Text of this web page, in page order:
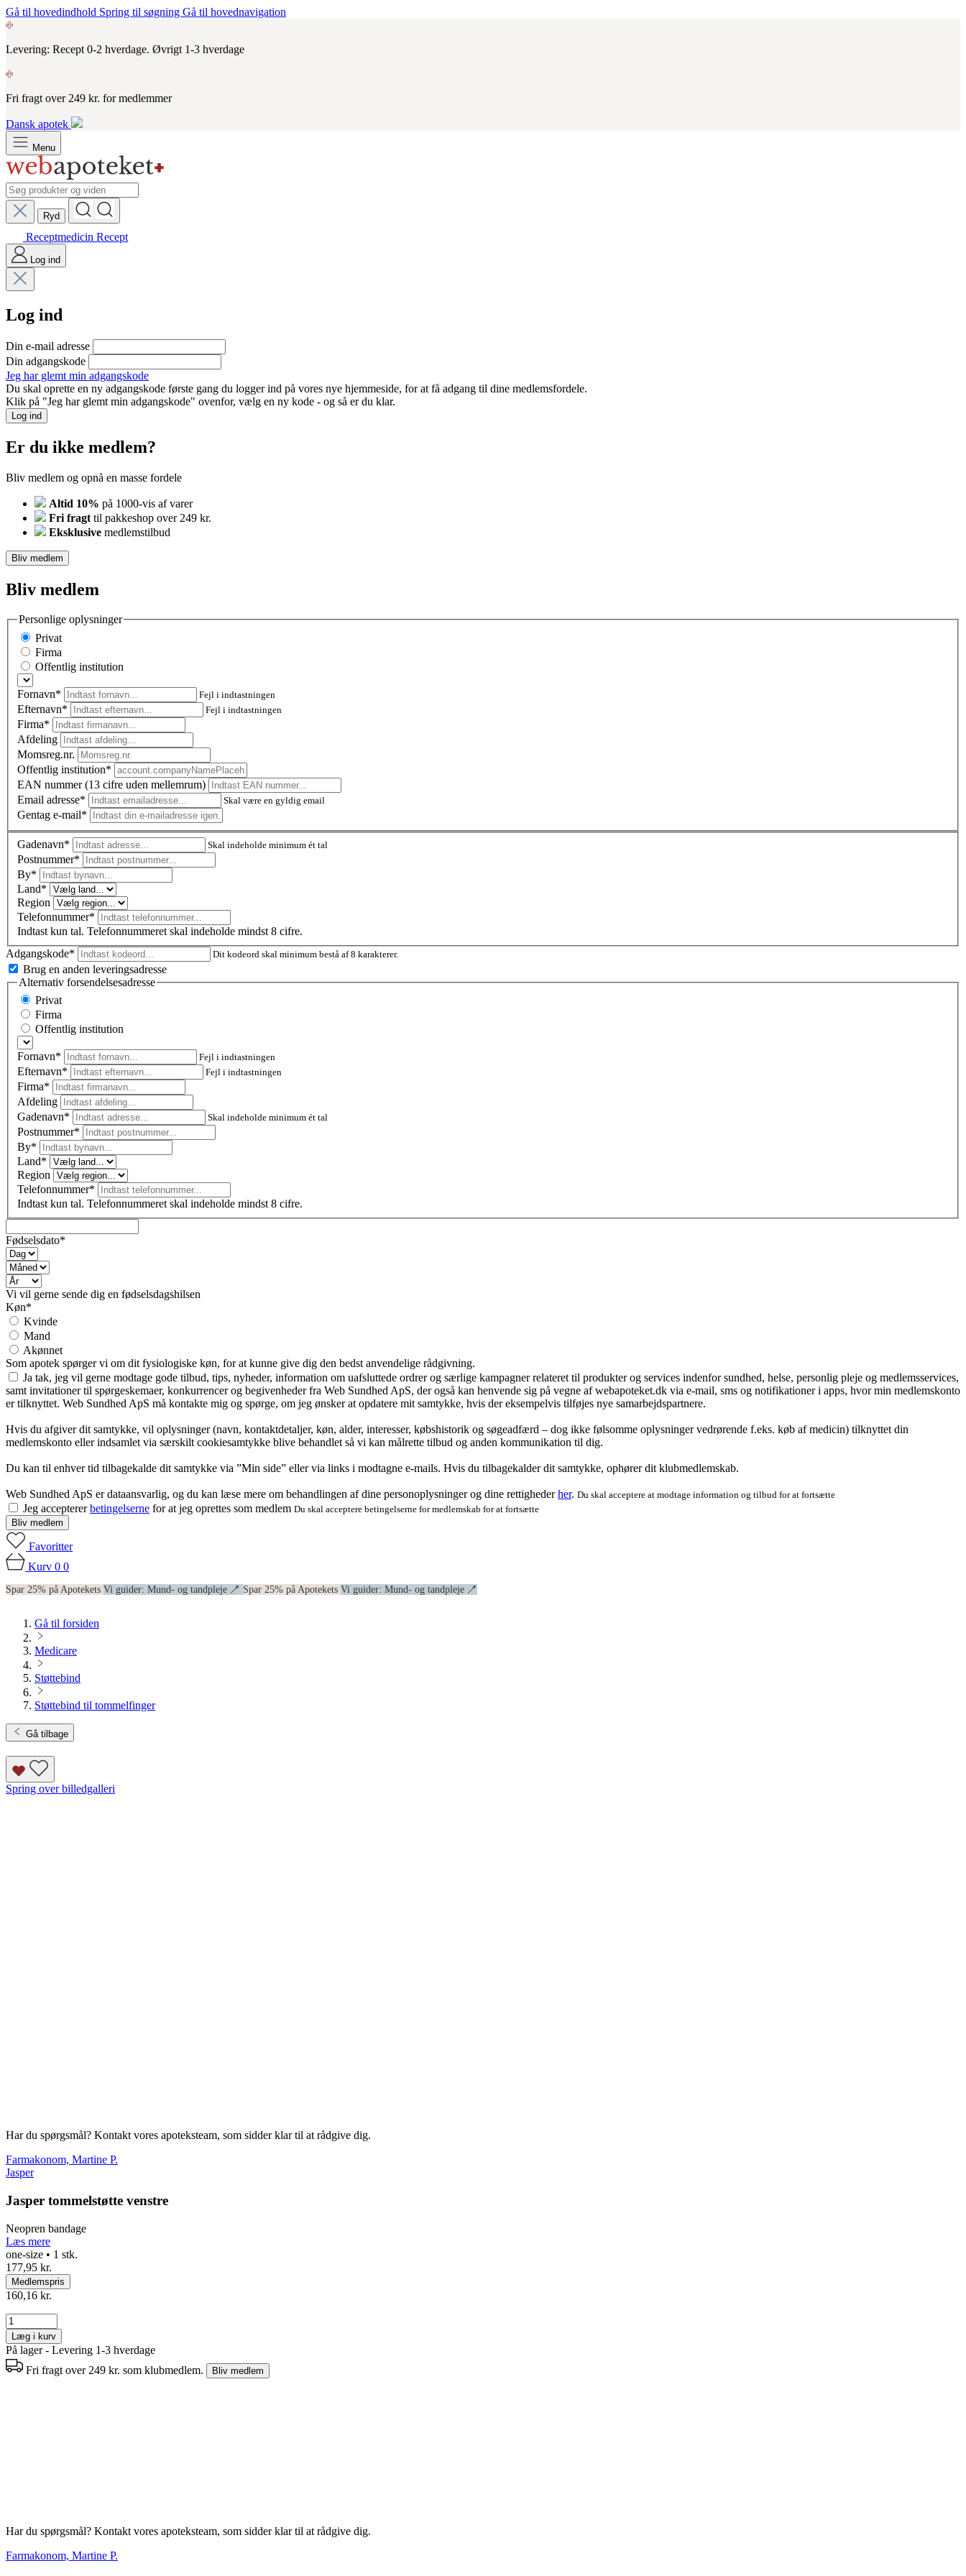
Gå til hovedindhold Spring til søgning Gå til hovednavigation
Levering: Recept 0-2 hverdage. Øvrigt 1-3 hverdage
Fri fragt over 249 kr. for medlemmer
Dansk apotek
Menu
Ryd
Receptmedicin Recept
Log ind
Log ind
Din e-mail adresse
Din adgangskode
Jeg har glemt min adgangskode
Du skal oprette en ny adgangskode første gang du logger ind på vores nye hjemmeside, for at få adgang til dine medlemsfordele.
Klik på "Jeg har glemt min adgangskode" ovenfor, vælg en ny kode - og så er du klar.
Log ind
Er du ikke medlem?
Bliv medlem og opnå en masse fordele
Altid 10% på 1000-vis af varer
Fri fragt til pakkeshop over 249 kr.
Eksklusive medlemstilbud
Bliv medlem
Bliv medlem
Personlige oplysninger
Privat
Firma
Offentlig institution
Fornavn* Fejl i indtastningen
Efternavn* Fejl i indtastningen
Firma*
Afdeling
Momsreg.nr.
Offentlig institution*
EAN nummer (13 cifre uden mellemrum)
Email adresse*
Skal være en gyldig email
Gentag e-mail*
Gadenavn* Skal indeholde minimum ét tal
Postnummer*
By*
Land*
Region
Telefonnummer*
Indtast kun tal. Telefonnummeret skal indeholde mindst 8 cifre.
Adgangskode*
Dit kodeord skal minimum bestå af 8 karakterer.
Brug en anden leveringsadresse
Alternativ forsendelsesadresse
Privat
Firma
Offentlig institution
Fornavn* Fejl i indtastningen
Efternavn* Fejl i indtastningen
Firma*
Afdeling
Gadenavn*
Skal indeholde minimum ét tal
Postnummer*
By*
Land*
Region
Telefonnummer*
Indtast kun tal. Telefonnummeret skal indeholde mindst 8 cifre.
Fødselsdato*
Vi vil gerne sende dig en fødselsdagshilsen
Køn*
Kvinde
Mand
Akønnet
Som apotek spørger vi om dit fysiologiske køn, for at kunne give dig den bedst anvendelige rådgivning.
Ja tak, jeg vil gerne modtage gode tilbud, tips, nyheder, information om uafsluttede ordrer og særlige kampagner relateret til produkter og services indenfor sundhed, helse, personlig pleje og medlemsservices,
samt invitationer til spørgeskemaer, konkurrencer og begivenheder fra Web Sundhed ApS, der også kan henvende sig på vegne af webapoteket.dk via e-mail, sms og notifikationer i apps, hvor min medlemskonto
er tilknyttet. Web Sundhed ApS må kontakte mig og spørge, om jeg ønsker at opdatere mit samtykke, hvis der eksempelvis tilføjes nye samarbejdspartnere.
Hvis du afgiver dit samtykke, vil oplysninger (navn, kontaktdetaljer, køn, alder, interesser, købshistorik og søgeadfærd – dog ikke følsomme oplysninger vedrørende f.eks. køb af medicin) tilknyttet din
medlemskonto eller indsamlet via særskilt cookiesamtykke blive behandlet så vi kan målrette tilbud og anden kommunikation til dig.
Du kan til enhver tid tilbagekalde dit samtykke via ”Min side” eller via links i modtagne e-mails. Hvis du tilbagekalder dit samtykke, ophører dit klubmedlemskab.
Web Sundhed ApS er dataansvarlig, og du kan læse mere om behandlingen af dine personoplysninger og dine rettighederher. Du skal acceptere at modtage information og tilbud for at fortsætte
Jeg acceptererbetingelserne for at jeg oprettes som medlem Du skal acceptere betingelserne for medlemskab for at fortsætte
Bliv medlem
Favoritter
Kurv 0 0
Spar 25% på Apotekets Vi guider: Mund- og tandpleje 🪥 Spar 25% på Apotekets Vi guider: Mund- og tandpleje 🪥
Gå til forsiden
Medicare
Støttebind
Støttebind til tommelfinger
Gå tilbage
Spring over billedgalleri
Har du spørgsmål? Kontakt vores apoteksteam, som sidder klar til at rådgive dig.
Farmakonom, Martine P.
Jasper
Jasper tommelstøtte venstre
Neopren bandage
Læs mere
one-size • 1 stk.
177,95 kr.
Medlemspris
160,16 kr.
Læg i kurv
På lager - Levering 1-3 hverdage
Fri fragt over 249 kr. som klubmedlem.
Bliv medlem
Har du spørgsmål? Kontakt vores apoteksteam, som sidder klar til at rådgive dig.
Farmakonom, Martine P.